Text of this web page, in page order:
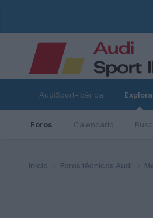
AudiSport-Ibérica
Foros Calendario
Inicio Foros técnicos Audi